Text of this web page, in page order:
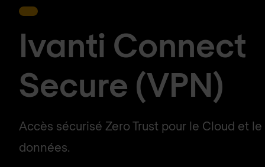
Ivanti Connect
Secure (VPN)
Accès sécurisé Zero Trust pour le Cloud et
données.